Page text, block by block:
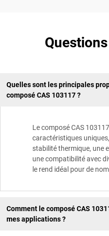
Quelles sont les principales
composé CAS 103117 ?
Le composé CAS
caractéristiques
stabilité thermique, une
une compatibilité avec
le rend idéal pour de
Comment le composé CAS
mes applications ?